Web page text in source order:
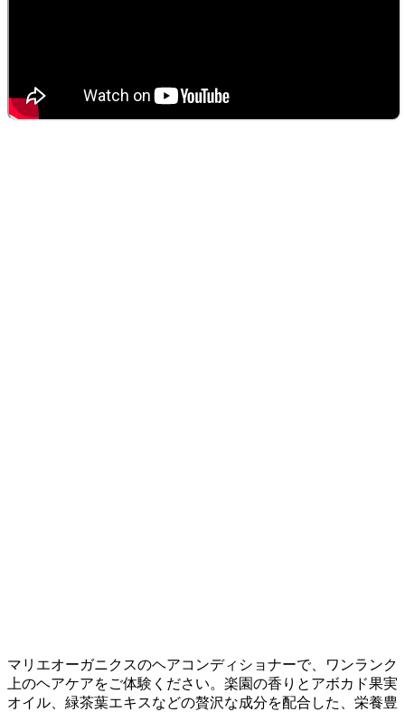
マリエオーガニクスのヘアコンディショナーで、ワンランク
上のヘアケアをご体験ください。楽園の香りとアボカド果実
オイル、緑茶葉エキスなどの贅沢な成分を配合した、栄養豊